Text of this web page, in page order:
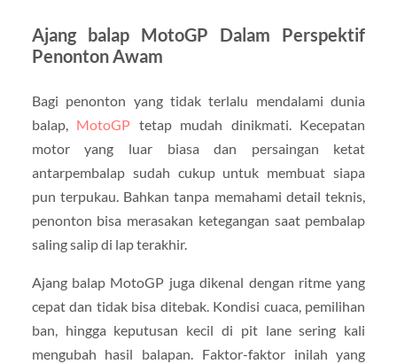
Ajang balap MotoGP Dalam Perspektif
Penonton Awam
Bagi penonton yang tidak terlalu mendalami dunia
balap, MotoGP tetap mudah dinikmati. Kecepatan
motor yang luar biasa dan persaingan ketat
antarpembalap sudah cukup untuk membuat siapa
pun terpukau. Bahkan tanpa memahami detail teknis,
penonton bisa merasakan ketegangan saat pembalap
saling salip di lap terakhir.
Ajang balap MotoGP juga dikenal dengan ritme yang
cepat dan tidak bisa ditebak. Kondisi cuaca, pemilihan
ban, hingga keputusan kecil di pit lane sering kali
mengubah hasil balapan. Faktor-faktor inilah yang